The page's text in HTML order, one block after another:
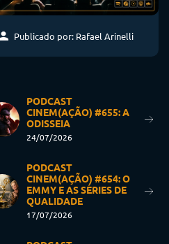
Publicado por: Rafael Arinelli
PODCAST
CINEM(AÇÃO) #655: A
ODISSEIA
24/07/2026
PODCAST
CINEM(AÇÃO) #654: O
EMMY E AS SÉRIES DE
QUALIDADE
17/07/2026